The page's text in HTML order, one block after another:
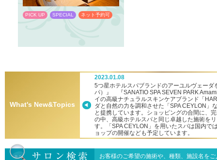
PICK UP SPECIAL ネット予約可
What's New&Topics
2023.01.08
5つ星ホテルスパブランドのアーユルヴェーダ
パ）』 『SANATIO SPA SEVEN PARK
イの高級ナチュラルスキンケアブランド「
ダと自然の力を調和させた「SPA CEYLON」
と提携しています。ショッピングの合間に、
の中、高級ホテルスパと同じ卓越した施術を
す。「SPA CEYLON」を用いたスパは国内で
ョップの開催なども予定しています。
お客様のご希望の施術や、種類、施設名を